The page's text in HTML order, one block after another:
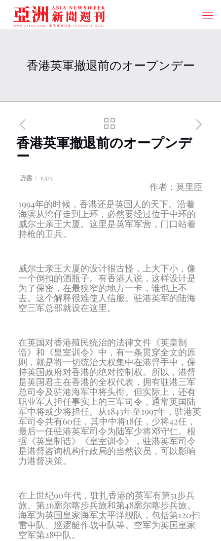
香港英軍撤退前のオープンデー
香港英軍撤退前のオープンデ
ー
読書： 1,523
作者：莫里臣
1994年的时候，香港还是英国人的天下。沿着
海滨从湾仔走到上环，必然要经过位于中环的
威尔士亲王大厦。这里是英军军营，门口站着
持枪的卫兵。
威尔士亲王大厦的设计很古怪，上大下小，像
一个倒扣的酒瓶子。有香港人说，这样设计是
为了保密，在最狭窄的地方一卡，谁也上不
去。这个解释很难使人信服。驻港英军的陆海
空三军总部就设在这里。
在英国对香港殖民统治的法律文件《英皇制
诰》和《皇室训令》中，有一条贯穿全文的原
则，就是将一切统治大权集中在港督手中，保
持英国政府对香港的绝对控制权。所以，港督
是英国君主在香港的全权代表，拥有驻港三军
总司令及驻港海军中将头衔。但实际上，还有
职业军人担任事实上的三军司令，通常英国陆
军中将或少将担任。从1843年至1997年，驻港英
军司令共有60任，其中中将18任，少将42任，
最后一任驻港英军司令为陆军少将邓守仁。根
据《英皇制诰》《皇室训令》，驻港英军司令
是港督咨询机构行政局的当然议员，可以影响
力港督决策。
在上世纪90年代，驻扎香港的英军有第51步兵
旅、第26廓尔喀步兵旅和第48廓尔喀步兵旅。
海军为英国皇家海军太平洋舰队，包括第120扫
雷中队、巡逻艇作战中队等。空军为英国皇家
空军第28中队。